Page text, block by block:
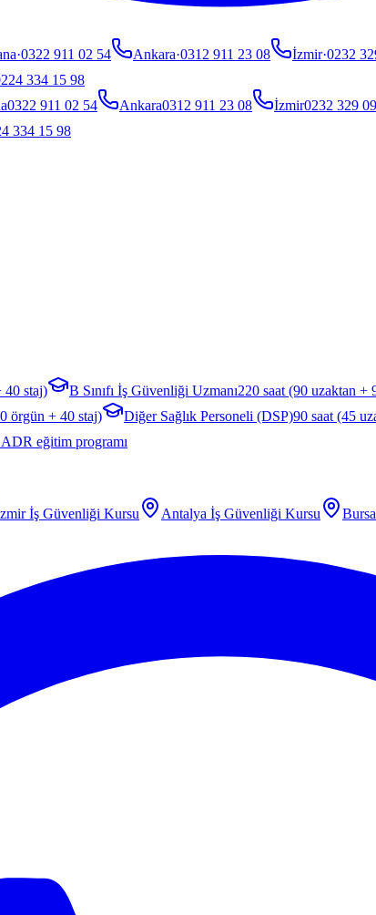
·0322 911 02 54 Ankara·0312 911 23 08 İzmir·0232
334 15 98
0322 911 02 54 Ankara0312 911 23 08 İzmir0232 329
334 15 98
40 staj) B Sınıfı İş Güvenliği Uzmanı220 saat (90 uzaktan +
örgün + 40 staj) Diğer Sağlık Personeli (DSP)90 saat (45
eğitim programı
İş Güvenliği Kursu Antalya İş Güvenliği Kursu Bursa